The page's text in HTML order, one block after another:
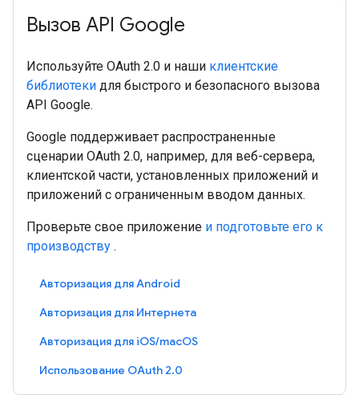
Вызов API Google
Используйте OAuth 2.0 и наши клиентские
библиотеки для быстрого и безопасного вызова
API Google.
Google поддерживает распространенные
сценарии OAuth 2.0, например, для веб-сервера,
клиентской части, установленных приложений и
приложений с ограниченным вводом данных.
Проверьте свое приложение и подготовьте его к
производству .
Авторизация для Android
Авторизация для Интернета
Авторизация для iOS/macOS
Использование OAuth 2.0